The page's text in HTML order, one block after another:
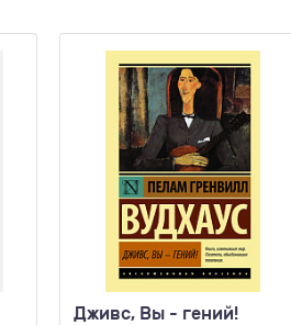
Дживс, Вы - гений!